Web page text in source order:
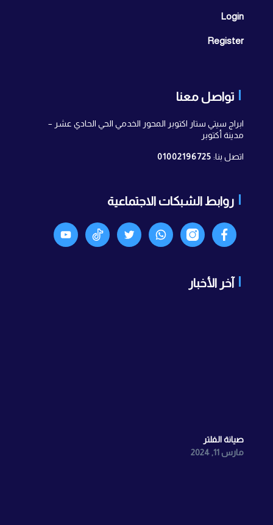
Login
Register
تواصل معنا
ابراج سيتي ستار اكتوبر المحور الخدمي الحي الحادي عشر –
مدينة أكتوبر
اتصل بنا: 01002196725
روابط الشبكات الاجتماعية
Facebookانستجرامواتساب TikTok
Youtyube
آخر الأخبار
صيانة الفلتر
مارس 11, 2024